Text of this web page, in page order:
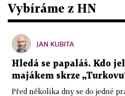
Vybíráme z HN
JAN KUBITA
Hledá se papaláš. Kdo
majákem skrze
Před několika dny se do jedné